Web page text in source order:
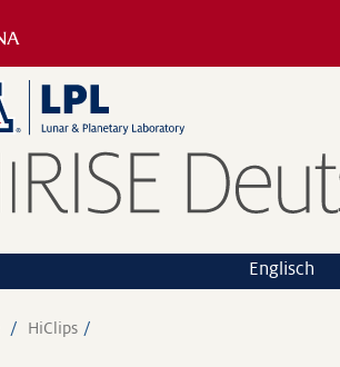
Englisch
HiClips